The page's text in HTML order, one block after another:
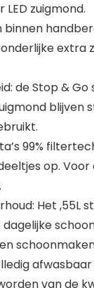
LED zuigmond.
extra
de Stop &
blijven
99%
op. Voor
Het ,55L
afwasbaar
van de